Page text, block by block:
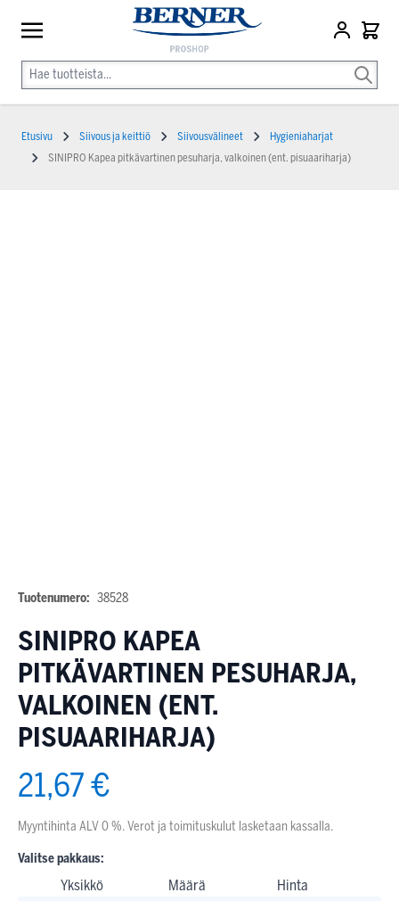
Tuotenumero: 38528
SINIPRO KAPEA
PITKÄVARTINEN PESUHARJA,
VALKOINEN (ENT.
PISUAARIHARJA)
21,67 €
Myyntihinta ALV 0 %. Verot ja toimituskulut lasketaan kassalla.
Valitse pakkaus:
Yksikkö Määrä Hinta
Etusivu Siivous ja keittiö Siivousvälineet
Hygieniaharjat
SINIPRO Kapea pitkävartinen pesuharja, valkoinen (ent. pisuaariharja)